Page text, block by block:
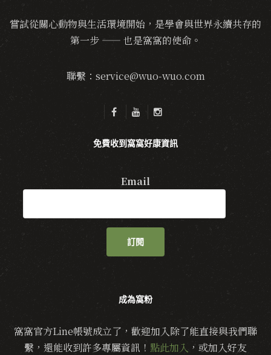
嘗試從關心動物與生活環境開始，是學會與世界永續共存的
第一步 —— 也是窩窩的使命。
聯繫：service@wuo-wuo.com
免費收到窩窩好康資訊
Email
訂閱
成為窩粉
窩窩官方Line帳號成立了，歡迎加入除了能直接與我們聯
繫，還能收到許多專屬資訊！ 點此加入 ，或加入好友